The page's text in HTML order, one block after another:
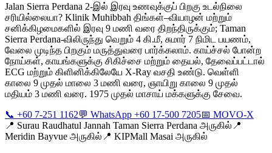
Jalan Sierra Perdana 2-இல் இரவு உணவுக்குப் பிறகு உடல்நிலை
சரியில்லையா? Klinik Muhibbah திங்கள்–வியாழன் மற்றும்
சனிக்கிழமைகளில் இரவு 9 மணி வரை திறந்திருக்கும்; Taman
Sierra Perdana-விலிருந்து வெறும் 4 கி.மீ, சுமார் 7 நிமிட பயணம்,
வேலை முடிந்த பிறகும் மருத்துவரை பார்க்கலாம். காய்ச்சல் போன்ற
நோய்கள், காயங்களுக்கு சிகிச்சை மற்றும் தையல், தேவைப்பட்டால்
ECG மற்றும் கிளினிக்கிலேயே X-Ray வசதி உண்டு. வெள்ளி
காலை 9 முதல் மாலை 3 மணி வரை, ஞாயிறு காலை 9 முதல்
மதியம் 3 மணி வரை. 1975 முதல் மாசாய் மக்களுக்கு சேவை.
📞 +60 7-251 1162💬 WhatsApp +60 17-500 7205📅 MOVO-X
📍 Surau Raudhatul Jannah Taman Sierra Perdana அருகில் 📍
Meridin Bayvue அருகில் 📍 KIPMall Masai அருகில்